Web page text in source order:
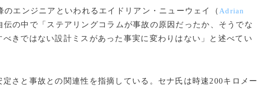
エンジニアといわれるエイドリアン・ニューウェイ（ Adrian
伝の中で「ステアリングコラムが事故の原因だったか、そうでな
きではない設計ミスがあった事実に変わりはない」と述べてい
さと事故との関連性を指摘している。セナ氏は時速200キロメ